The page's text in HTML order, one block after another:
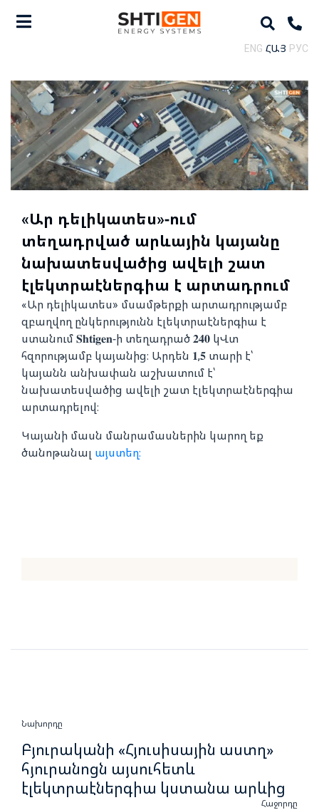
ENG ՀԱՅ РУС
«Ար դելիկատես»-ում
տեղադրված արևային կայանը
նախատեսվածից ավելի շատ
էլեկտրաէներգիա է արտադրում
«Ար դելիկատես» մսամթերքի արտադրությամբ
զբաղվող ընկերությունն էլեկտրաէներգիա է
ստանում 𝐒𝐡𝐭𝐢𝐠𝐞𝐧-ի տեղադրած 𝟐𝟒𝟎 կՎտ
հզորությամբ կայանից։ Արդեն 𝟏,𝟓 տարի է՝
կայանն անխափան աշխատում է՝
նախատեսվածից ավելի շատ էլեկտրաէներգիա
արտադրելով։
Կայանի մասն մանրամասներին կարող եք
ծանոթանալ այստեղ։
Նախորդը
Բյուրականի «Հյուսիսային աստղ»
հյուրանոցն այսուհետև
էլեկտրաէներգիա կստանա արևից
Հաջորդը